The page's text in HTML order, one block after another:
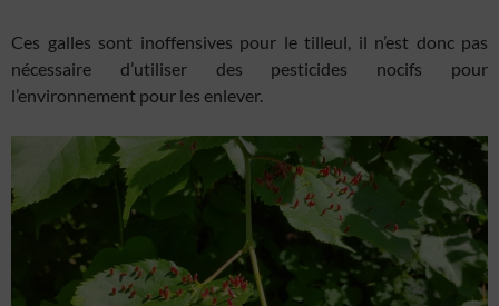
Ces galles sont inoffensives pour le tilleul, il n’est donc pas
nécessaire d’utiliser des pesticides nocifs pour
l’environnement pour les enlever.